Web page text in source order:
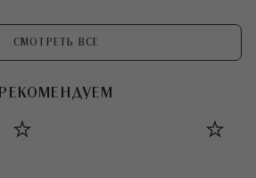
СМОТРЕТЬ ВСЕ
РЕКОМЕНДУЕМ